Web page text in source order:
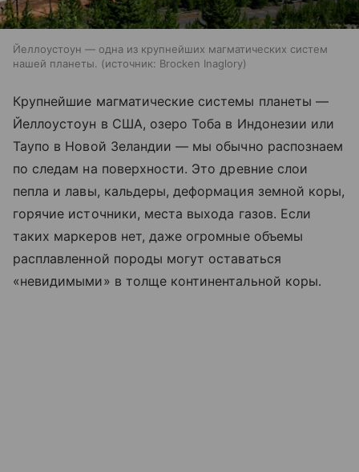
Йеллоустоун — одна из крупнейших магматических систем
нашей планеты.
источник: Brocken Inaglory
Крупнейшие магматические системы планеты —
Йеллоустоун в США, озеро Тоба в Индонезии или
Таупо в Новой Зеландии — мы обычно распознаем
по следам на поверхности. Это древние слои
пепла и лавы, кальдеры, деформация земной коры,
горячие источники, места выхода газов. Если
таких маркеров нет, даже огромные объемы
расплавленной породы могут оставаться
«невидимыми» в толще континентальной коры.